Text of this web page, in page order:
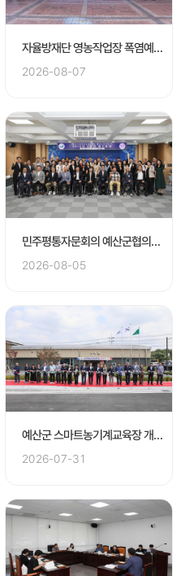
자율방재단 영농작업장 폭염예방 캠페인
2026-08-07
민주평통자문회의 예산군협의회 3분기 정기회의
2026-08-05
예산군 스마트농기계교육장 개소식
2026-07-31